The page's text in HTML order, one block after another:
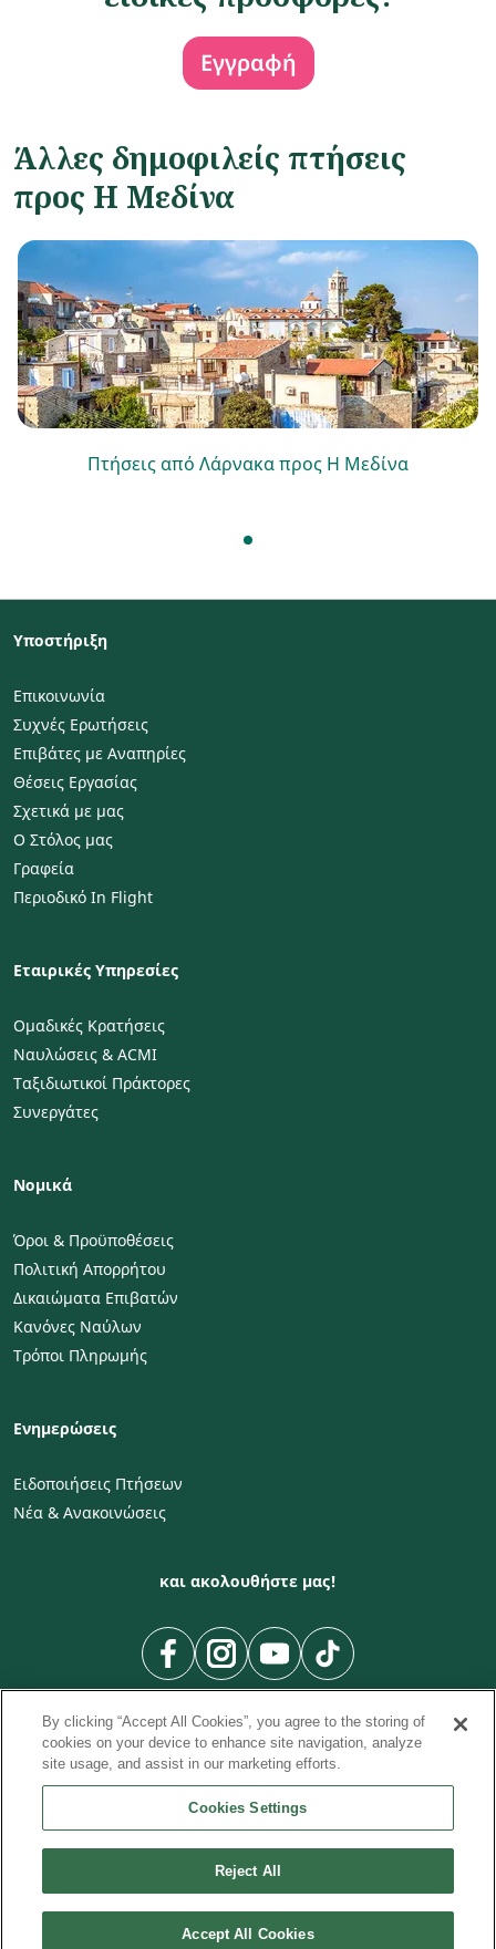
Εγγραφή
Άλλες δημοφιλείς πτήσεις
προς Η Μεδίνα
Πτήσεις από Λάρνακα προς Η Μεδίνα
Υποστήριξη
Επικοινωνία
Συχνές Ερωτήσεις
Επιβάτες με Αναπηρίες
Θέσεις Εργασίας
Σχετικά με μας
Ο Στόλος μας
Γραφεία
Περιοδικό In Flight
Εταιρικές Υπηρεσίες
Ομαδικές Κρατήσεις
Ναυλώσεις & ACMI
Ταξιδιωτικοί Πράκτορες
Συνεργάτες
Νομικά
Όροι & Προϋποθέσεις
Πολιτική Απορρήτου
Δικαιώματα Επιβατών
Κανόνες Ναύλων
Τρόποι Πληρωμής
Ενημερώσεις
Ειδοποιήσεις Πτήσεων
Νέα & Ανακοινώσεις
και ακολουθήστε μας!
Προς Χώρα
Πτήσεις από Πόλη προς Χώρα
Πτήσεις από Χώρα
© 2026 Κυπριακές Αερογραμμές.
By clicking “Accept All Cookies”, you agree to the storing of
cookies on your device to enhance site navigation, analyze
site usage, and assist in our marketing efforts.
Cookies Settings
Reject All
Accept All Cookies